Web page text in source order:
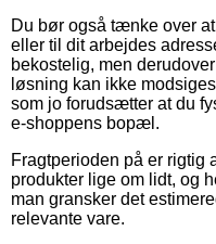
Du bør også tænke over
eller til dit arbejdes
bekostelig, men
løsning kan ikke
som jo forudsætter at du
e-shoppens bopæl.
Fragtperioden på er rigtig
produkter lige om lidt, og
man gransker det
relevante vare.